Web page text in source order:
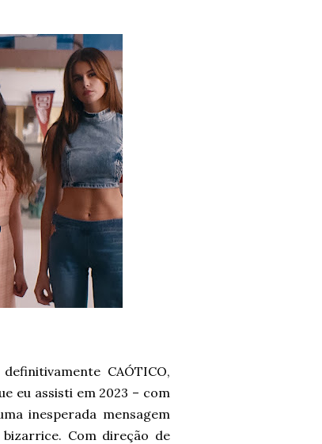
CAÓTICO,
eu assisti em 2023 – com
inesperada mensagem
Com direção de